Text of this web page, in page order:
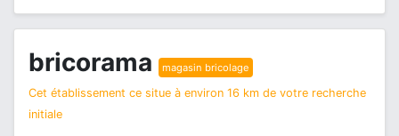
bricorama magasin bricolage
Cet établissement ce situe à environ 16 km de votre recherche
initiale